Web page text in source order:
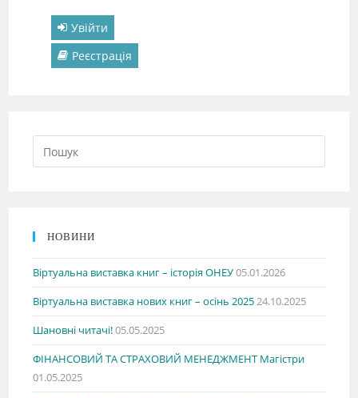
Увійти
Реєстрація
НОВИНИ
Віртуальна виставка книг – історія ОНЕУ05.01.2026
Віртуальна виставка нових книг – осінь 202524.10.2025
Шановні читачі!05.05.2025
ФІНАНСОВИЙ ТА СТРАХОВИЙ МЕНЕДЖМЕНТ Магістри
01.05.2025